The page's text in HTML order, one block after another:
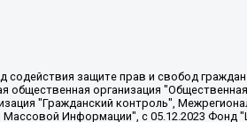
ответственностью "Вега 2021", Общество с ограниченной ответственностью "Главный редактор 2021", Общество с ограниченной ответственностью "Ромашки монолит", Важенков Артем Валерьевич, Ивановская областная общественная организация "Центр гендерных исследований", Гурман Юрий Альбертович, Медиапроект "ОВД-Инфо", Егоров Владимир Владимирович, Жилинский Владимир Александрович, Общество с ограниченной ответственностью "ЗП", Иванова София Юрьевна, Карезина Инна Павловна, Кильтау Екатерина Викторовна, Петров Алексей Викторович, Пискунов Сергей Евгеньевич, Смирнов Сергей Сергеевич, Тихонов Михаил Сергеевич, Общество с ограниченной ответственностью "ЖУРНАЛИСТ-ИНОСТРАННЫЙ АГЕНТ", Арапова Галина Юрьевна, Вольтская Татьяна Анатольевна, Американская компания "Mason G.E.S. Anonymous Foundation" (США), являющаяся владельцем интернет-издания https://mnews.world/, Компания "Stichting Bellingcat", зарегистрированная в Нидерландах (дата регистрации 11.07.2018), Захаров Андрей Вячеславович, Клепиковская Екатерина Дмитриевна, Общество с ограниченной ответственностью "МЕМО", Перл Роман Александрович, Симонов Евгений Алексеевич, Соловьева Елена Анатольевна, Сотников Даниил Владимирович, Сурначева Елизавета Дмитриевна, Автономная некоммерческая организация по защите прав человека и информированию населения "Якутия – Наше Мнение", Общество с ограниченной ответственностью "Москоу диджитал медиа", с 26.01.2023 Общество с ограниченной ответственностью "Чайка Белые сады", Ветошкина Валерия Валерьевна, Заговора Максим Александрович, Межрегиональное общественное движение "Российская ЛГБТ - сеть", Оленичев Максим Владимирович, Павлов Иван Юрьевич, Скворцова Елена Сергеевна, Общество с ограниченной ответственностью "Как бы инагент", Кочетков Игорь Викторович, Общество с ограниченной ответственностью "Честные выборы", Еланчик Олег Александрович, Общество с ограниченной ответственностью "Нобелевский призыв", Гималова Регина Эмилевна, Григорьев Андрей Валерьевич, Григорьева Алина Александровна, Ассоциация по содействию защите прав призывников, альтернативнослужащих и